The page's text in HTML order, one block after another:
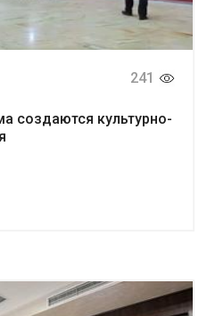
241
создаются культурно-